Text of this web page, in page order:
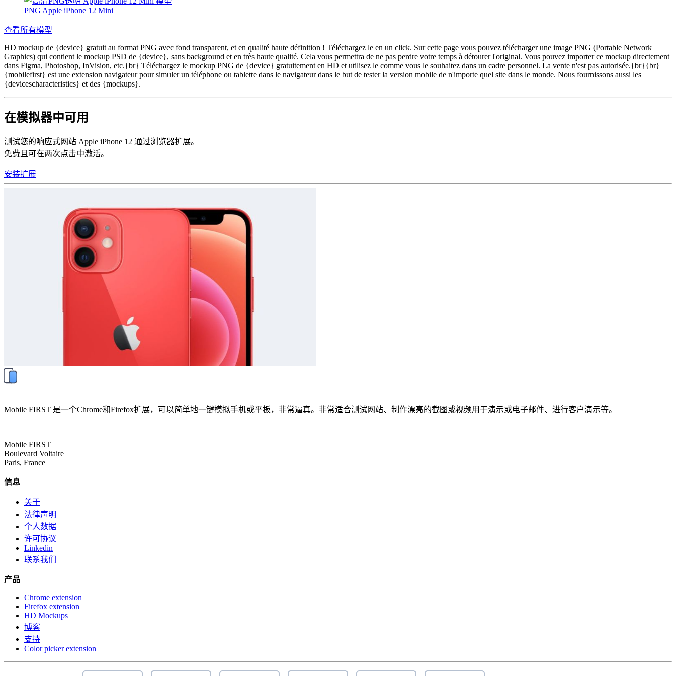
PNG Apple iPhone 12 Mini
查看所有模型
HD mockup de {device} gratuit au format PNG avec fond transparent, et en qualité haute définition ! Téléchargez le en un click. Sur cette page vous pouvez télécharger une image PNG (Portable Network
Graphics) qui contient le mockup PSD de {device}, sans background et en très haute qualité. Cela vous permettra de ne pas perdre votre temps à détourer l'original. Vous pouvez importer ce mockup directement
dans Figma, Photoshop, InVision, etc.{br} Téléchargez le mockup PNG de {device} gratuitement en HD et utilisez le comme vous le souhaitez dans un cadre personnel. La vente n'est pas autorisée.{br}{br}
{mobilefirst} est une extension navigateur pour simuler un téléphone ou tablette dans le navigateur dans le but de tester la version mobile de n'importe quel site dans le monde. Nous fournissons aussi les
{devicescharacteristics} et des {mockups}.
在模拟器中可用
测试您的响应式网站 Apple iPhone 12 通过浏览器扩展。
免费且可在两次点击中激活。
安装扩展
Mobile FIRST 是一个Chrome和Firefox扩展，可以简单地一键模拟手机或平板，非常逼真。非常适合测试网站、制作漂亮的截图或视频用于演示或电子邮件、进行客户演示等。
Mobile FIRST
Boulevard Voltaire
Paris, France
信息
关于
法律声明
个人数据
许可协议
Linkedin
联系我们
产品
Chrome extension
Firefox extension
HD Mockups
博客
支持
Color picker extension